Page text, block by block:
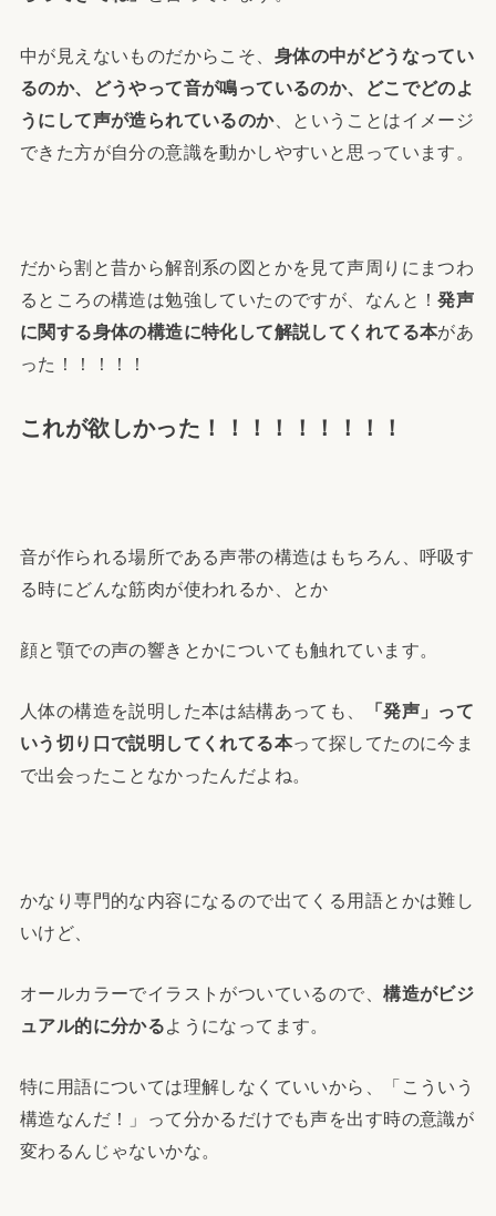
中が見えないものだからこそ、 身体の中がどうなってい
るのか、どうやって音が鳴っているのか、どこでどのよ
うにして声が造られているのか、ということはイメージ
できた方が自分の意識を動かしやすいと思っています。
だから割と昔から解剖系の図とかを見て声周りにまつわ
るところの構造は勉強していたのですが、なんと！発声
に関する身体の構造に特化して解説してくれてる本があ
った！！！！！
これが欲しかった！！！！！！！！！
音が作られる場所である声帯の構造はもちろん、呼吸す
る時にどんな筋肉が使われるか、とか
顔と顎での声の響きとかについても触れています。
人体の構造を説明した本は結構あっても、
「発声」って
いう切り口で説明してくれてる本って探してたのに今ま
で出会ったことなかったんだよね。
かなり専門的な内容になるので出てくる用語とかは難し
いけど、
オールカラーでイラストがついているので、構造がビジ
ュアル的に分かるようになってます。
特に用語については理解しなくていいから、「こういう
構造なんだ！」って分かるだけでも声を出す時の意識が
変わるんじゃないかな。